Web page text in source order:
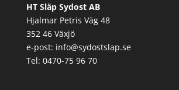
HT Släp Sydost AB
Hjalmar Petris Väg 48
352 46 Växjö
e-post: info@sydostslap.se
Tel: 0470-75 96 70